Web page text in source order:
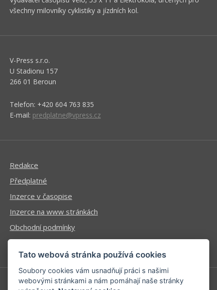
všechny milovníky cyklistiky a jízdních kol.
V-Press s.r.o.
U Stadionu 157
266 01 Beroun
Telefon: +420 604 763 835
E-mail: predplatne@vpress.cz
Redakce
Předplatné
Inzerce v časopise
Inzerce na www stránkách
Obchodní podmínky
Ochrana osobních údajů
Tato webová stránka používá cookies
Soubory cookies vám usnadňují práci s našimi
webovými stránkami a nám pomáhají naše stránky